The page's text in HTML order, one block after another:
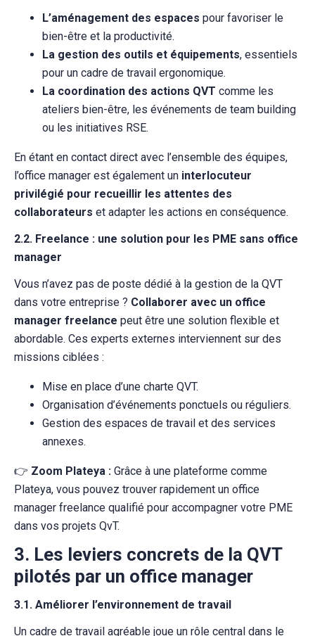
L’aménagement des espaces pour favoriser le
bien-être et la productivité.
La gestion des outils et équipements, essentiels
pour un cadre de travail ergonomique.
La coordination des actions QVT comme les
ateliers bien-être, les événements de team building
ou les initiatives RSE.
En étant en contact direct avec l’ensemble des équipes,
l’office manager est également un interlocuteur
privilégié pour recueillir les attentes des
collaborateurs et adapter les actions en conséquence.
2.2. Freelance : une solution pour les PME sans office
manager
Vous n’avez pas de poste dédié à la gestion de la QVT
dans votre entreprise ? Collaborer avec un office
manager freelance peut être une solution flexible et
abordable. Ces experts externes interviennent sur des
missions ciblées :
Mise en place d’une charte QVT.
Organisation d’événements ponctuels ou réguliers.
Gestion des espaces de travail et des services
annexes.
👉 Zoom Plateya : Grâce à une plateforme comme
Plateya, vous pouvez trouver rapidement un office
manager freelance qualifié pour accompagner votre PME
dans vos projets QvT.
3. Les leviers concrets de la QVT
pilotés par un office manager
3.1. Améliorer l’environnement de travail
Un cadre de travail agréable joue un rôle central dans le